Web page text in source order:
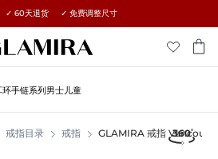
所有订单15%优惠 →
✓ 60天退货 ✓ 免费调整尺寸
环手链系列男士儿童
戒指目录 戒指 GLAMIRA 戒指